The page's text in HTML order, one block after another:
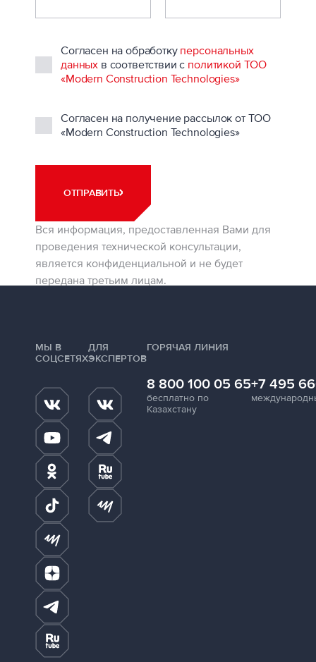
Согласен на обработку персональных
данных в соответствии с политикой ТОО
«Modern Construction Technologies»
Согласен на получение рассылок от ТОО
«Modern Construction Technologies»
ОТПРАВИТЬ
Вся информация, предоставленная Вами для
проведения технической консультации,
является конфиденциальной и не будет
передана третьим лицам.
МЫ В
СОЦСЕТЯХ
ДЛЯ
ЭКСПЕРТОВ
ГОРЯЧАЯ ЛИНИЯ
8 800 100 05 65
бесплатно по
Казахстану
+7 495